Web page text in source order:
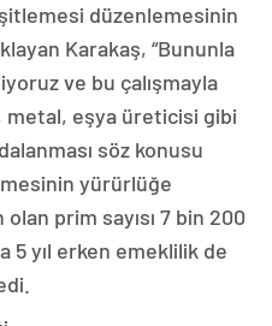
düzenlemesinin
Karakaş, “Bununla
ve bu çalışmayla
eşya üreticisi gibi
söz konusu
yürürlüğe
prim sayısı 7 bin 200
5 yıl erken emeklilik de